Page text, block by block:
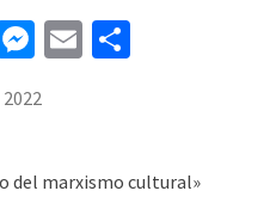
Messenger
Email